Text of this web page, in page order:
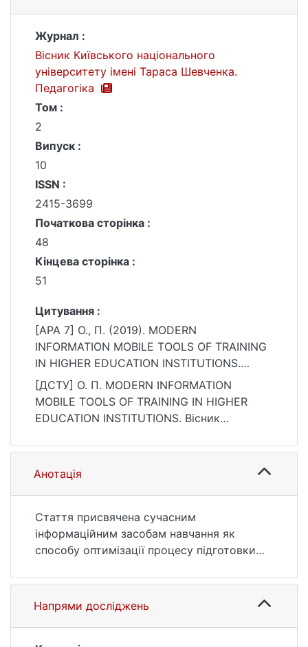
Журнал :
Вісник Київського національного
університету імені Тараса Шевченка.
Педагогіка
Том :
2
Випуск :
10
ISSN :
2415-3699
Початкова сторінка :
48
Кінцева сторінка :
51
Цитування :
[APA 7] О., П. (2019). MODERN
INFORMATION MOBILE TOOLS OF TRAINING
IN HIGHER EDUCATION INSTITUTIONS.
Вісник Київського національного
університету імені Тараса Шевченка.
Педагогіка, 2(10), 48–51.
3699.2019.10.13
[ДСТУ] О. П. MODERN INFORMATION
MOBILE TOOLS OF TRAINING IN HIGHER
EDUCATION INSTITUTIONS. Вісник
імені Тараса Шевченка. Педагогіка. 2019.
Vol. 2, no. 10. P. 48—51. DOI: 10.17721/2415-
3699.2019.10.13 (date of access:
Анотація
Стаття присвячена сучасним
інформаційним засобам навчання як
способу оптимізації процесу підготовки
значущості області технологічних
інновацій та області теорії навчання в
рамках застосування різноманітних
Напрями досліджень